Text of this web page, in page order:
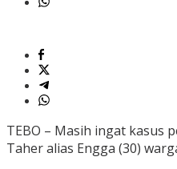
TEBO – Masih ingat kasus
Taher alias Engga (30)